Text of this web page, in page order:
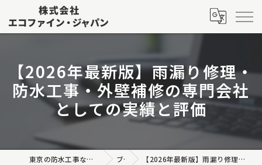
【2026年最新版】雨漏り修理・
防水工事・外壁補修の専門会社
としての実績と評価
東京の防水工事なら株式会社エコファイン・ジャパン ブログ 【2026年最新版】雨漏り修理・防水工事・外壁補修の専門会社としての実績と評価